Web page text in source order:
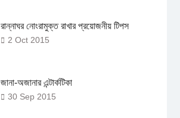
রান্নাঘর নোংরামুক্ত রাখার প্রয়োজনীয় টিপস
2 Oct 2015
জানা-অজানার এন্টার্কটিকা
30 Sep 2015